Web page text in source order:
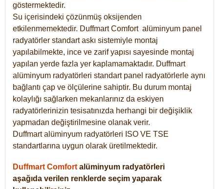
göstermektedir.
Su içerisindeki çözünmüş oksijenden
etkilenmemektedir. DuffmartComfort alüminyum panel
radyatörler standart askı sistemiyle montaj
yapılabilmekte, ince ve zarif yapısı sayesinde montaj
yapılan yerde fazla yer kaplamamaktadır. Duffmart
alüminyum radyatörleri standart panel radyatörlerle aynı
bağlantı çap ve ölçülerine sahiptir. Bu durum montaj
kolaylığı sağlarken mekanlarınız da eskiyen
radyatörlerinizin tesisatınızda herhangi bir değişiklik
yapmadan değiştirilmesine olanak verir.
Duffmart alüminyum radyatörleri ISO VE TSE
standartlarına uygun olarak üretilmektedir.
Duffmart Comfort alüminyum radyatörleri
aşağıda verilen renklerde seçim yaparak